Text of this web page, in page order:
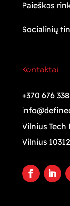
Paieškos
Socialinių
Kontaktai
+370 676
Vilnius Tech
Vilnius